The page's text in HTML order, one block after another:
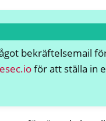
om NextBox
bekräftelsemail
för att ställa in